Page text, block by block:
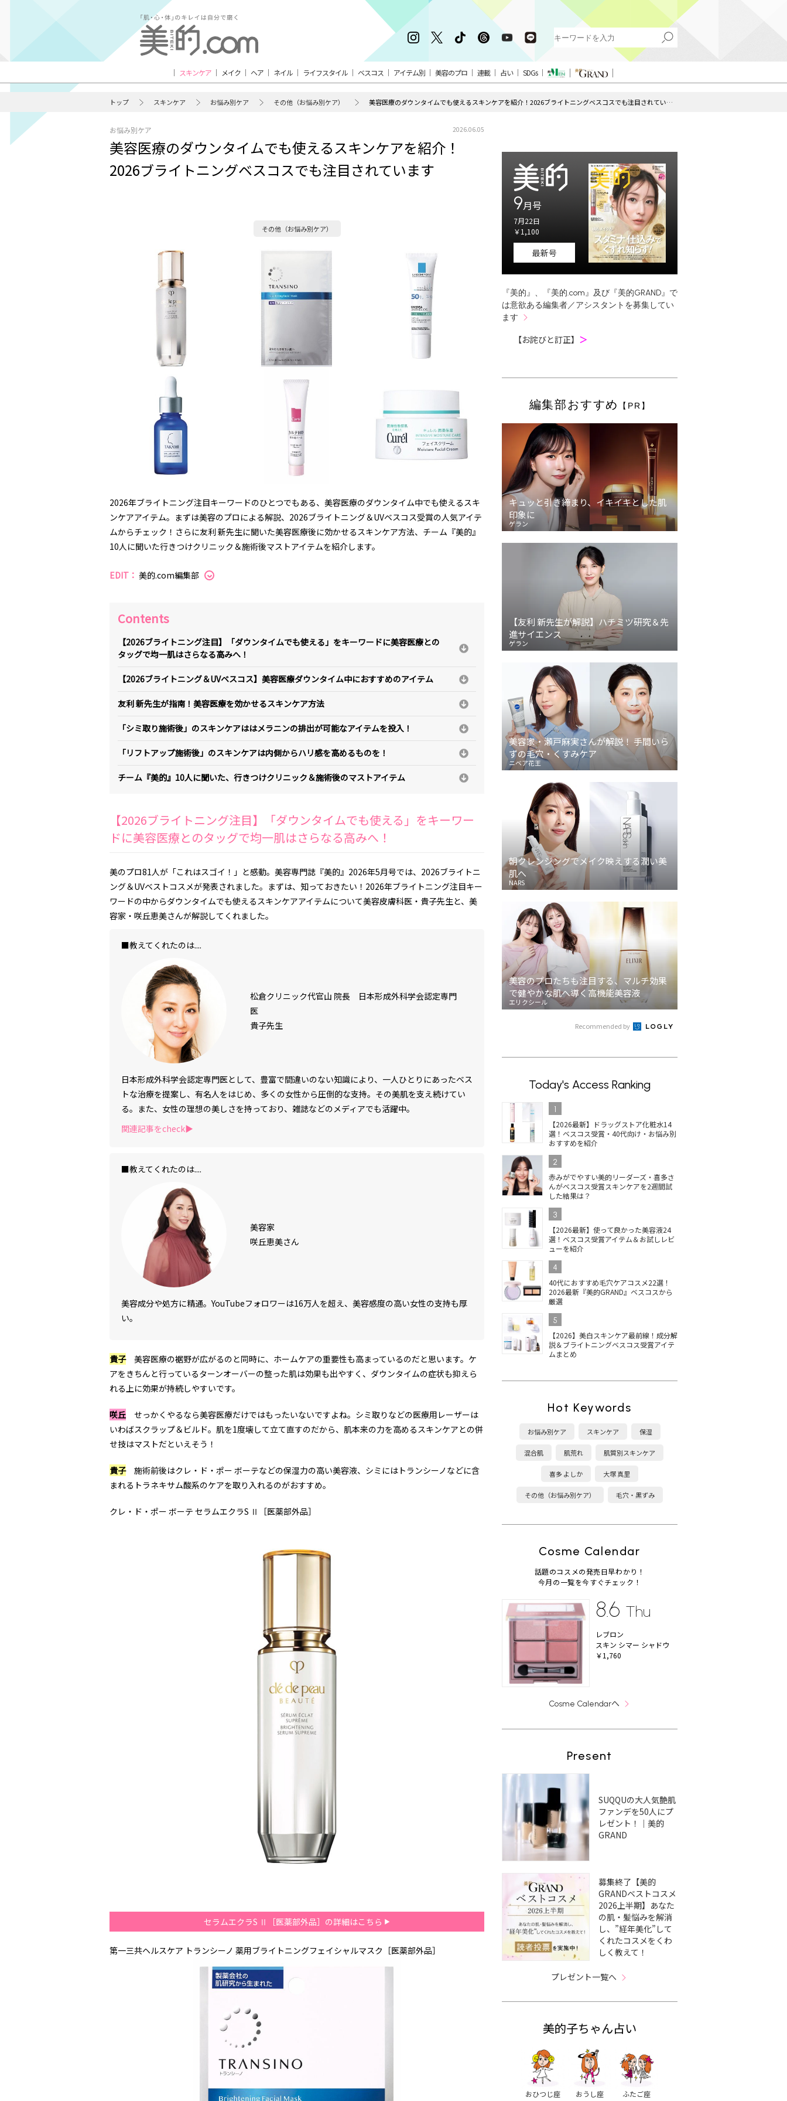
スキンケア メイク ヘア ネイル ライフスタイル ベスコス アイテム別 美容のプロ 連載 占い SDGs
トップ スキンケア お悩み別ケア その他（お悩み別ケア） 美容医療のダウンタイムでも使えるスキンケアを紹介！2026ブライトニングベスコスでも注目されています
お悩み別ケア 2026.06.05
美容医療のダウンタイムでも使えるスキンケアを紹介！
2026ブライトニングベスコスでも注目されています
その他（お悩み別ケア）
2026年ブライトニング注目キーワードのひとつでもある、美容医療のダウンタイム中でも使えるスキ
ンケアアイテム。まずは美容のプロによる解説、2026ブライトニング＆UVベスコス受賞の人気アイテ
ムからチェック！さらに友利 新先生に聞いた美容医療後に効かせるスキンケア方法、チーム『美的』
10人に聞いた行きつけクリニック＆施術後マストアイテムを紹介します。
EDIT： 美的.com編集部
Contents
【2026ブライトニング注目】「ダウンタイムでも使える」をキーワードに美容医療との
タッグで均一肌はさらなる高みへ！
【2026ブライトニング＆UVベスコス】美容医療ダウンタイム中におすすめのアイテム
友利 新先生が指南！美容医療を効かせるスキンケア方法
「シミ取り施術後」のスキンケアははメラニンの排出が可能なアイテムを投入！
「リフトアップ施術後」のスキンケアは内側からハリ感を高めるものを！
チーム『美的』10人に聞いた、行きつけクリニック＆施術後のマストアイテム
【2026ブライトニング注目】「ダウンタイムでも使える」をキーワー
ドに美容医療とのタッグで均一肌はさらなる高みへ！
美のプロ81人が「これはスゴイ！」と感動。美容専門誌『美的』2026年5月号では、2026ブライトニ
ング＆UVベストコスメが発表されました。まずは、知っておきたい！2026年ブライトニング注目キー
ワードの中からダウンタイムでも使えるスキンケアアイテムについて美容皮膚科医・貴子先生と、美
容家・咲丘恵美さんが解説してくれました。
■教えてくれたのは....
松倉クリニック代官山 院長 日本形成外科学会認定専門
医
貴子先生
日本形成外科学会認定専門医として、豊富で間違いのない知識により、一人ひとりにあったベス
トな治療を提案し、有名人をはじめ、多くの女性から圧倒的な支持。その美肌を支え続けてい
る。また、女性の理想の美しさを持っており、雑誌などのメディアでも活躍中。
関連記事をcheck▶︎
■教えてくれたのは....
美容家
咲丘恵美さん
美容成分や処方に精通。YouTubeフォロワーは16万人を超え、美容感度の高い女性の支持も厚
い。
貴子美容医療の裾野が広がるのと同時に、ホームケアの重要性も高まっているのだと思います。ケ
アをきちんと行っているターンオーバーの整った肌は効果も出やすく、ダウンタイムの症状も抑えら
れる上に効果が持続しやすいです。
咲丘 せっかくやるなら美容医療だけではもったいないですよね。シミ取りなどの医療用レーザーは
いわばスクラップ＆ビルド。肌を1度壊して立て直すのだから、肌本来の力を高めるスキンケアとの併
せ技はマストだといえそう！
貴子施術前後はクレ・ド・ポー ボーテなどの保湿力の高い美容液、シミにはトランシーノなどに含
まれるトラネキサム酸系のケアを取り入れるのがおすすめ。
クレ・ド・ポー ボーテ セラムエクラS Ⅱ［医薬部外品］
セラムエクラS Ⅱ［医薬部外品］の詳細はこちら
第一三共ヘルスケア トランシーノ 薬用ブライトニングフェイシャルマスク［医薬部外品］
9月号
7月22日
￥1,100
最新号
『美的』、『美的.com』及び『美的GRAND』で
は意欲ある編集者／アシスタントを募集してい
ます
【お詫びと訂正】 ＞
編集部おすすめ 【PR】
キュッと引き締まり、イキイキとした肌
印象に
ゲラン
【友利 新先生が解説】ハチミツ研究＆先
進サイエンス
ゲラン
美容家・瀬戸麻実さんが解説！ 手間いら
ずの毛穴・くすみケア
ニベア花王
朝クレンジングでメイク映えする潤い美
肌へ
NARS
美容のプロたちも注目する、マルチ効果
で健やかな肌へ導く高機能美容液
エリクシール
Recommended by
Today's Access Ranking
1
【2026最新】ドラッグストア化粧水14
選！ベスコス受賞・40代向け・お悩み別
おすすめを紹介
2
赤みがでやすい美的リーダーズ・喜多さ
んがベスコス受賞スキンケアを2週間試
した結果は？
3
【2026最新】使って良かった美容液24
選！ベスコス受賞アイテム＆お試しレビ
ューを紹介
4
40代におすすめ毛穴ケアコスメ22選！
2026最新『美的GRAND』ベスコスから
厳選
5
【2026】美白スキンケア最前線！成分解
説＆ブライトニングベスコス受賞アイテ
ムまとめ
Hot Keywords
お悩み別ケア スキンケア 保湿
混合肌 肌荒れ 肌質別スキンケア
喜多 よしか 大塚 真里
その他（お悩み別ケア） 毛穴・黒ずみ
Cosme Calendar
話題のコスメの発売日早わかり！
今月の一覧を今すぐチェック！
8.6 Thu
レブロン
スキン シマー シャドウ
￥1,760
Cosme Calendarへ
Present
SUQQUの大人気艶肌
ファンデを50人にプ
レゼント！｜美的
GRAND
募集終了【美的
GRANDベストコスメ
2026上半期】あなた
の肌・髪悩みを解消
し、”経年美化”して
くれたコスメをくわ
しく教えて！
プレゼント一覧へ
美的子ちゃん占い
おひつじ座 おうし座 ふたご座